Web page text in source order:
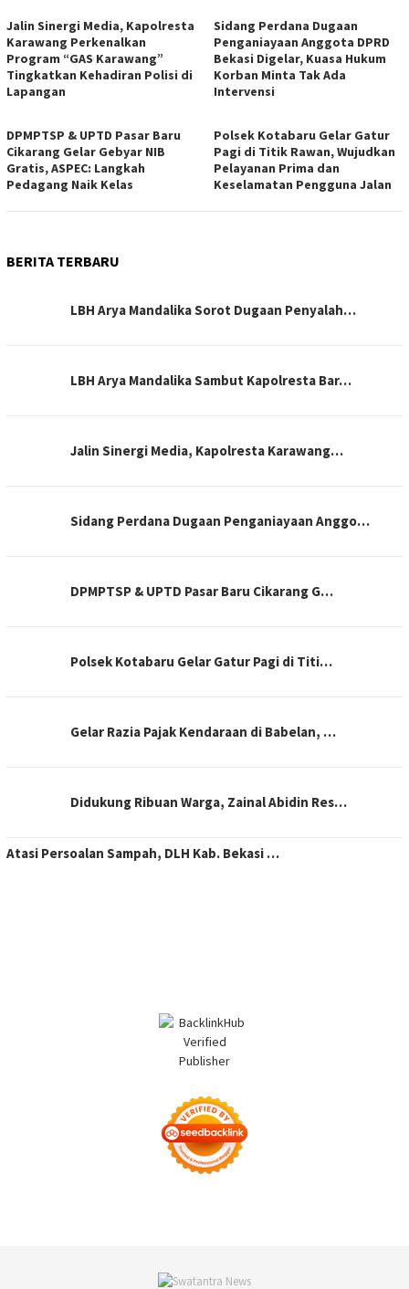
Jalin Sinergi Media, Kapolresta
Karawang Perkenalkan
Program “GAS Karawang”
Tingkatkan Kehadiran Polisi di
Lapangan
Sidang Perdana Dugaan
Penganiayaan Anggota DPRD
Bekasi Digelar, Kuasa Hukum
Korban Minta Tak Ada
Intervensi
DPMPTSP & UPTD Pasar Baru
Cikarang Gelar Gebyar NIB
Gratis, ASPEC: Langkah
Pedagang Naik Kelas
Polsek Kotabaru Gelar Gatur
Pagi di Titik Rawan, Wujudkan
Pelayanan Prima dan
Keselamatan Pengguna Jalan
BERITA TERBARU
LBH Arya Mandalika Sorot Dugaan Penyalah…
LBH Arya Mandalika Sambut Kapolresta Bar…
Jalin Sinergi Media, Kapolresta Karawang…
Sidang Perdana Dugaan Penganiayaan Anggo…
DPMPTSP & UPTD Pasar Baru Cikarang G…
Polsek Kotabaru Gelar Gatur Pagi di Titi…
Gelar Razia Pajak Kendaraan di Babelan, …
Didukung Ribuan Warga, Zainal Abidin Res…
Atasi Persoalan Sampah, DLH Kab. Bekasi …